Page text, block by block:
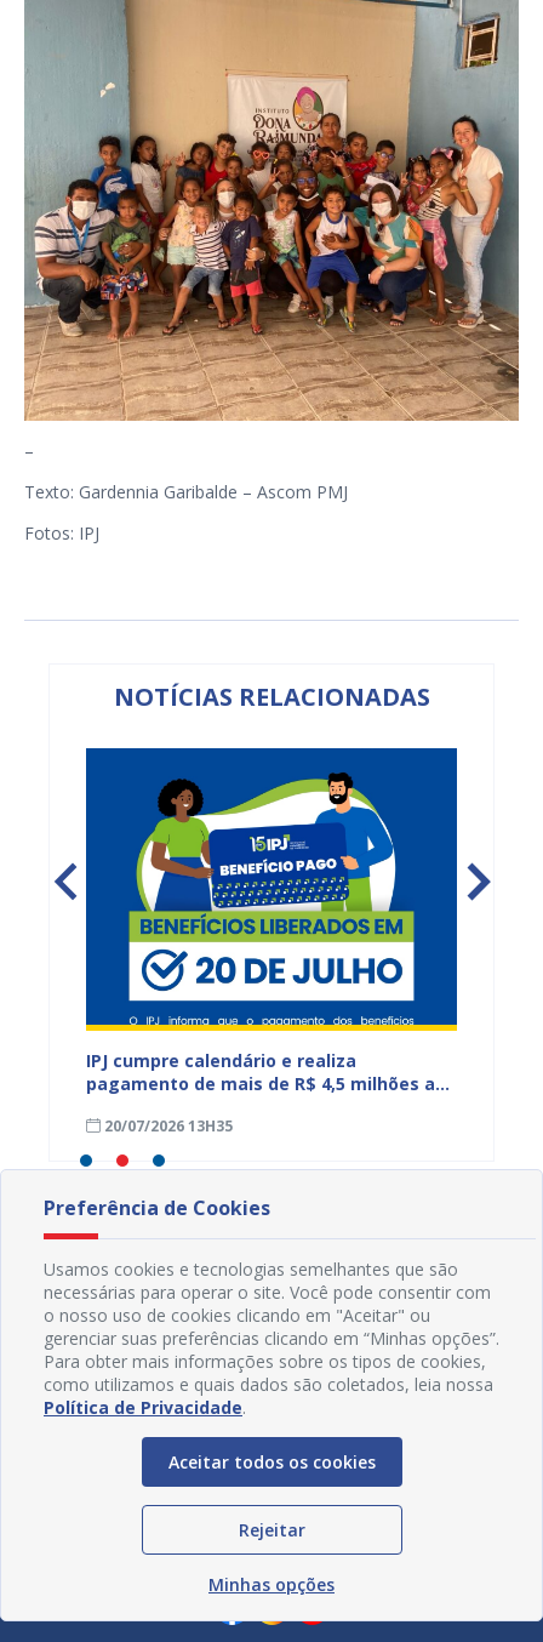
–
Texto: Gardennia Garibalde – Ascom PMJ
Fotos: IPJ
NOTÍCIAS RELACIONADAS
IPJ cumpre calendário e realiza
pagamento de mais de R$ 4,5 milhões a
20/07/2026 13H35
Redes Sociais
Preferência de Cookies
Usamos cookies e tecnologias semelhantes que são
necessárias para operar o site. Você pode consentir com
o nosso uso de cookies clicando em "Aceitar" ou
gerenciar suas preferências clicando em “Minhas opções”.
Para obter mais informações sobre os tipos de cookies,
como utilizamos e quais dados são coletados, leia nossa
Política de Privacidade.
Aceitar todos os cookies
Rejeitar
Minhas opções